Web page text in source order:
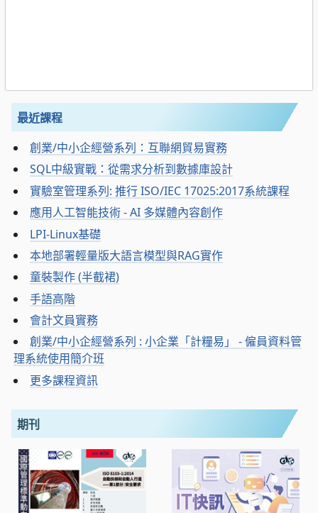
最近課程
創業/中小企經營系列：互聯網貿易實務
SQL中級實戰：從需求分析到數據庫設計
實驗室管理系列: 推行 ISO/IEC 17025:2017系統課程
應用人工智能技術 - AI 多媒體內容創作
LPI-Linux基礎
本地部署輕量版大語言模型與RAG實作
童裝製作 (半截裙)
手語高階
會計文員實務
創業/中小企經營系列 : 小企業「計糧易」 - 僱員資料管
理系統使用簡介班
更多課程資訊
期刊